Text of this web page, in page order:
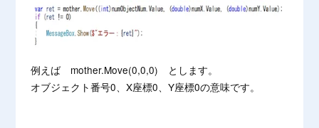
例えば mother.Move(0,0,0) とします。
オブジェクト番号0、X座標0、Y座標0の意味です。